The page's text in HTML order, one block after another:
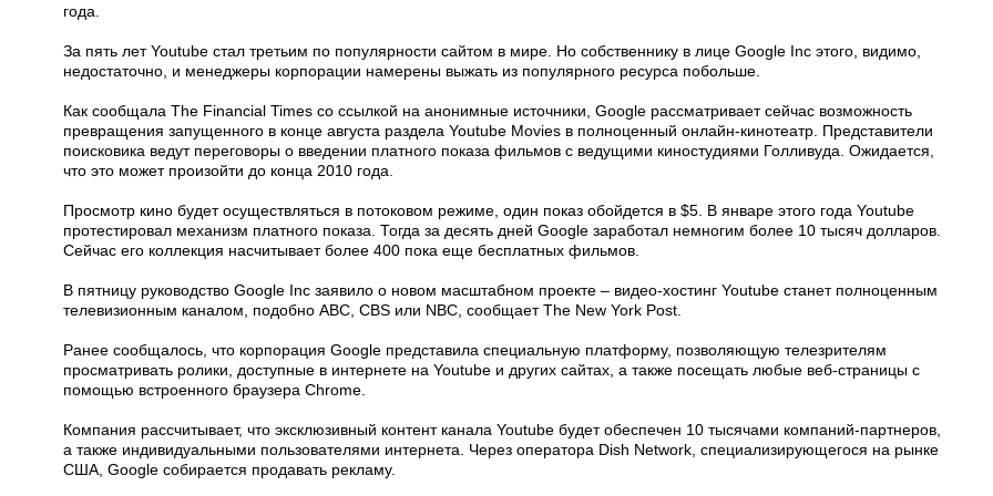
года.
За пять лет Youtube стал третьим по популярности сайтом в мире. Но собственнику в лице Google Inc этого, видимо,
недостаточно, и менеджеры корпорации намерены выжать из популярного ресурса побольше.
Как сообщала The Financial Times со ссылкой на анонимные источники, Google рассматривает сейчас возможность
превращения запущенного в конце августа раздела Youtube Movies в полноценный онлайн-кинотеатр. Представители
поисковика ведут переговоры о введении платного показа фильмов с ведущими киностудиями Голливуда. Ожидается,
что это может произойти до конца 2010 года.
Просмотр кино будет осуществляться в потоковом режиме, один показ обойдется в $5. В январе этого года Youtube
протестировал механизм платного показа. Тогда за десять дней Google заработал немногим более 10 тысяч долларов.
Сейчас его коллекция насчитывает более 400 пока еще бесплатных фильмов.
В пятницу руководство Google Inc заявило о новом масштабном проекте – видео-хостинг Youtube станет полноценным
телевизионным каналом, подобно ABC, CBS или NBC, сообщает The New York Post.
Ранее сообщалось, что корпорация Google представила специальную платформу, позволяющую телезрителям
просматривать ролики, доступные в интернете на Youtube и других сайтах, а также посещать любые веб-страницы с
помощью встроенного браузера Chrome.
Компания рассчитывает, что эксклюзивный контент канала Youtube будет обеспечен 10 тысячами компаний-партнеров,
а также индивидуальными пользователями интернета. Через оператора Dish Network, специализирующегося на рынке
США, Google собирается продавать рекламу.